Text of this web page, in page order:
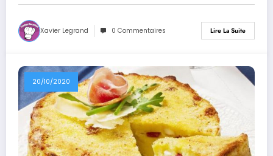
Xavier Legrand 0 Commentaires Lire La Suite
20/10/2020